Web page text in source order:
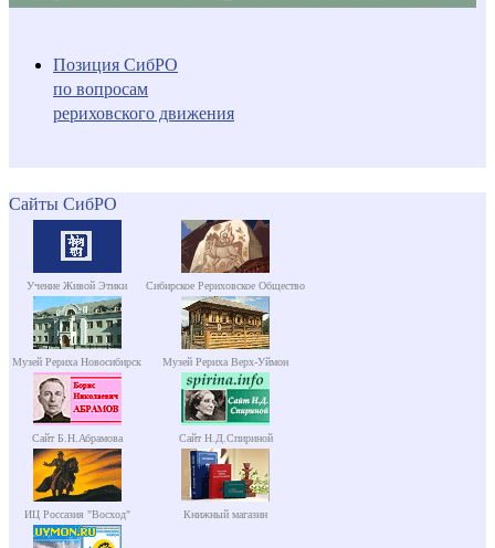
Позиция СибРО
по вопросам
рериховского движения
Сайты СибРО
Учение Живой Этики Сибирское Рериховское Общество
Музей Рериха Новосибирск Музей Рериха Верх-Уймон
Сайт Б.Н.Абрамова Сайт Н.Д.Спириной
ИЦ Россазия "Восход" Книжный магазин